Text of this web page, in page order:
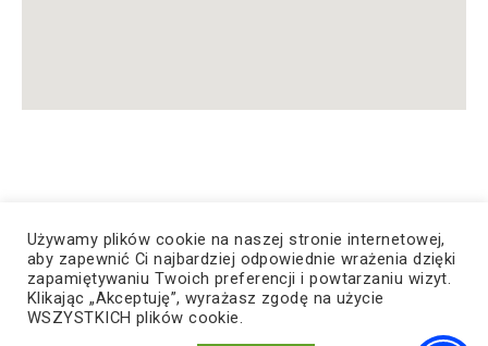
© Copyright 2023, Wszelkie prawa zastrzeżone
Dostępność
Cyberbezpieczeństwo
Używamy plików cookie na naszej stronie internetowej,
aby zapewnić Ci najbardziej odpowiednie wrażenia dzięki
zapamiętywaniu Twoich preferencji i powtarzaniu wizyt.
Klikając „Akceptuję”, wyrażasz zgodę na użycie
WSZYSTKICH plików cookie.